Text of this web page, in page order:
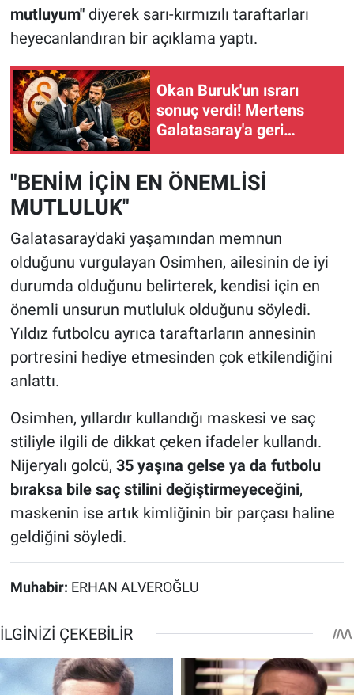
mutluyum"diyerek sarı-kırmızılı taraftarları
heyecanlandıran bir açıklama yaptı.
Okan Buruk'un ısrarı
sonuç verdi! Mertens
Galatasaray'a geri
geliyor!
"BENİM İÇİN EN ÖNEMLİSİ
MUTLULUK"
Galatasaray'daki yaşamından memnun
olduğunu vurgulayan Osimhen, ailesinin de iyi
durumda olduğunu belirterek, kendisi için en
önemli unsurun mutluluk olduğunu söyledi.
Yıldız futbolcu ayrıca taraftarların annesinin
portresini hediye etmesinden çok etkilendiğini
anlattı.
Osimhen, yıllardır kullandığı maskesi ve saç
stiliyle ilgili de dikkat çeken ifadeler kullandı.
Nijeryalı golcü, 35 yaşına gelse ya da futbolu
bıraksa bile saç stilini değiştirmeyeceğini,
maskenin ise artık kimliğinin bir parçası haline
geldiğini söyledi.
Muhabir: ERHAN ALVEROĞLU